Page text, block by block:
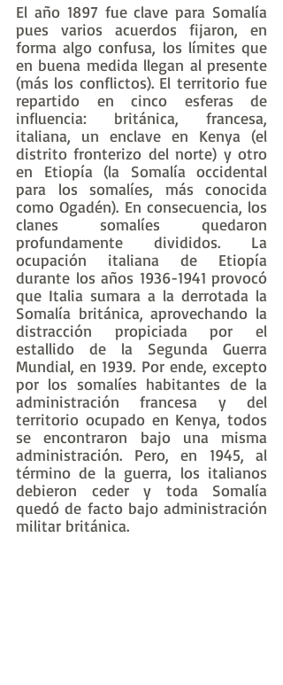
El año 1897 fue clave para Somalía
pues varios acuerdos fijaron, en
forma algo confusa, los límites que
en buena medida llegan al presente
(más los conflictos). El territorio fue
repartido en cinco esferas de
influencia: británica, francesa,
italiana, un enclave en Kenya (el
distrito fronterizo del norte) y otro
en Etiopía (la Somalía occidental
para los somalíes, más conocida
como Ogadén). En consecuencia, los
clanes somalíes quedaron
profundamente divididos. La
ocupación italiana de Etiopía
durante los años 1936-1941 provocó
que Italia sumara a la derrotada la
Somalía británica, aprovechando la
distracción propiciada por el
estallido de la Segunda Guerra
Mundial, en 1939. Por ende, excepto
por los somalíes habitantes de la
administración francesa y del
territorio ocupado en Kenya, todos
se encontraron bajo una misma
administración. Pero, en 1945, al
término de la guerra, los italianos
debieron ceder y toda Somalía
quedó de facto bajo administración
militar británica.